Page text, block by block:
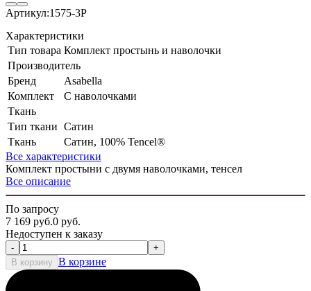
Артикул:1575-3P
Характеристики
Тип товара Комплект простынь и наволочки
Производитель
Бренд
Asabella
Комплект
С наволочками
Ткань
Тип ткани Сатин
Ткань
Сатин, 100% Tencel®
Все характеристики
Комплект простыни с двумя наволочками, тенсел
Все описание
По запросу
7 169 руб.0 руб.
Недоступен к заказу
-
+
В корзину В корзине